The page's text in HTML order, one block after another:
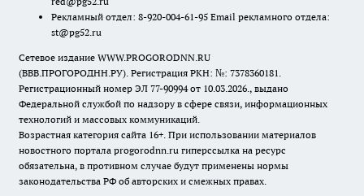
Рекламный отдел: 8-920-004-61-95 Email рекламного отдела:
st@pg52.ru
Сетевое издание WWW.PROGORODNN.RU
(ВВВ.ПРОГОРОДНН.РУ). Регистрация РКН: №: 7378360181.
Регистрационный номер ЭЛ 77-90994 от 10.03.2026., выдано
Федеральной службой по надзору в сфере связи, информационных
технологий и массовых коммуникаций.
Возрастная категория сайта 16+. При использовании материалов
новостного портала progorodnn.ru гиперссылка на ресурс
обязательна, в противном случае будут применены нормы
законодательства РФ об авторских и смежных правах.